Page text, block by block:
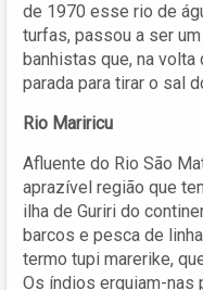
de 1970 esse rio de
turfas, passou a ser
banhistas que, na volta
parada para tirar o sal
Rio Mariricu
Afluente do Rio São
aprazível região que
ilha de Guriri do
barcos e pesca de
termo tupi marerike,
Os índios erguiam-nas